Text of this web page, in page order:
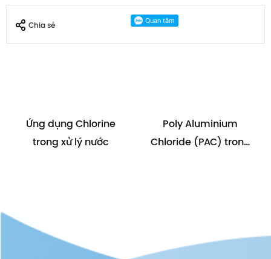
Chia sẻ
Ứng dụng Chlorine
trong xử lý nước
Poly Aluminium
Chloride (PAC) trong